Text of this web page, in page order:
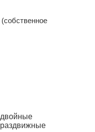
(собственное
двойные
раздвижные